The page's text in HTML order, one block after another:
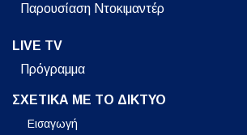
Παρουσίαση Ντοκιμαντέρ
LIVE TV
Πρόγραμμα
ΣΧΕΤΙΚΑ ΜΕ ΤΟ ΔΙΚΤΥΟ
Εισαγωγή